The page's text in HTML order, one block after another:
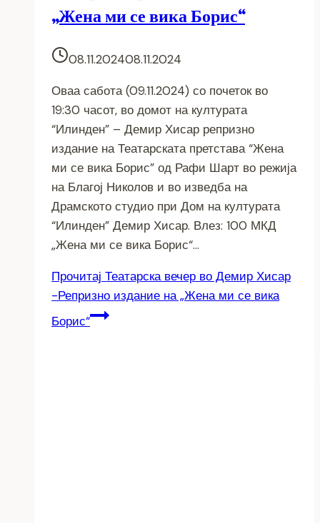
„Жена ми се вика Борис“
08.11.202408.11.2024
Оваа сабота (09.11.2024) со почеток во
19:30 часот, во домот на културата
“Илинден” – Демир Хисар репризно
издание на Театарската претстава “Жена
ми се вика Борис” од Рафи Шарт во режија
на Благој Николов и во изведба на
Драмското студио при Дом на културата
“Илинден” Демир Хисар. Влез: 100 МКД
„Жена ми се вика Борис“…
Прочитај Театарска вечер во Демир Хисар
-Репризно издание на „Жена ми се вика
Борис“